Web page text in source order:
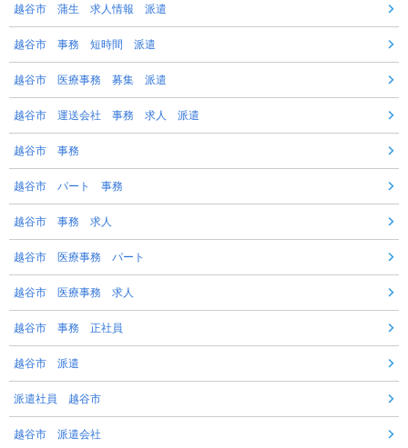
越谷市 蒲生 求人情報 派遣
越谷市 事務 短時間 派遣
越谷市 医療事務 募集 派遣
越谷市 運送会社 事務 求人 派遣
越谷市 事務
越谷市 パート 事務
越谷市 事務 求人
越谷市 医療事務 パート
越谷市 医療事務 求人
越谷市 事務 正社員
越谷市 派遣
派遣社員 越谷市
越谷市 派遣会社